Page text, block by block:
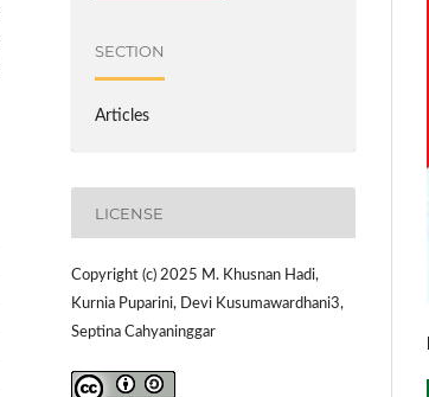
SECTION
Articles
LICENSE
Copyright (c) 2025 M. Khusnan Hadi,
Kurnia Puparini, Devi Kusumawardhani3,
Septina Cahyaninggar